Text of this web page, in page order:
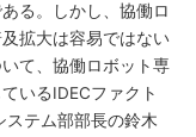
る。しかし、協働ロ
拡大は容易ではない
て、協働ロボット専
いるIDECファクト
ステム部部長の鈴木